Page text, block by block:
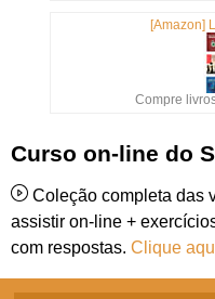
[Amazon]
Compre
Curso on-line do
Coleção completa das
assistir on-line +
com respostas. Clique